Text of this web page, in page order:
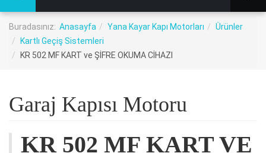
Buradasınız: Anasayfa Yana Kayar Kapı Motorları
Ürünler
Kartlı Geçiş Sistemleri
KR 502 MF KART ve ŞİFRE OKUMA CİHAZI
Garaj Kapısı Motoru
KR 502 MF KART VE